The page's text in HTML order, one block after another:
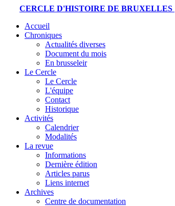
CERCLE D'HISTOIRE DE BRUXELLES
Accueil
Chroniques
Actualités diverses
Document du mois
En brusseleir
Le Cercle
Le Cercle
L'équipe
Contact
Historique
Activités
Calendrier
Modalités
La revue
Informations
Dernière édition
Articles parus
Liens internet
Archives
Centre de documentation